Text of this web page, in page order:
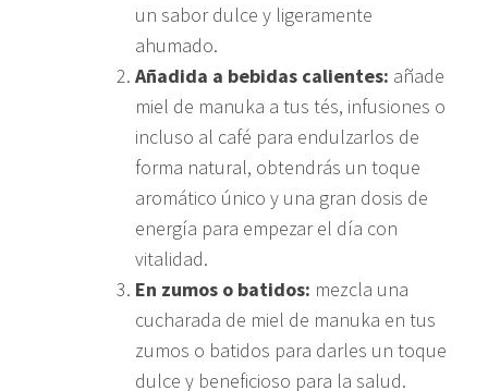
un sabor dulce y ligeramente
ahumado.
Añadida a bebidas calientes: añade
miel de manuka a tus tés, infusiones o
incluso al café para endulzarlos de
forma natural, obtendrás un toque
aromático único y una gran dosis de
energía para empezar el día con
vitalidad.
En zumos o batidos: mezcla una
cucharada de miel de manuka en tus
zumos o batidos para darles un toque
dulce y beneficioso para la salud.